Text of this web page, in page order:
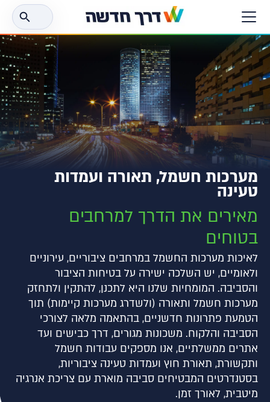
חפש
את:
מערכות חשמל, תאורה ועמדות
טעינה
מאירים את הדרך למרחבים
בטוחים
לאיכות מערכות החשמל במרחבים ציבוריים, עירוניים
ולאומיים, יש השלכה ישירה על בטיחות הציבור
והסביבה. המומחיות שלנו היא לתכנן, להתקין ולתחזק
מערכות חשמל ותאורה (ולשדרג מערכות קיימות) תוך
הטמעת פתרונות חדשניים, בהתאמה מלאה לצורכי
הסביבה והלקוח. משכונות מגורים, דרך כבישים ועד
אתרים ממשלתיים, אנו מספקים עבודות חשמל
ותקשורת, תאורת חוץ ועמדות טעינה ציבוריות,
בסטנדרטים המבטיחים סביבה מוארת עם צריכת אנרגיה
מיטבית, לאורך זמן.